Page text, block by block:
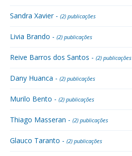
Sandra Xavier - (2) publicações
Livia Brando - (2) publicações
Reive Barros dos Santos - (2) publicações
Dany Huanca - (2) publicações
Murilo Bento - (2) publicações
Thiago Masseran - (2) publicações
Glauco Taranto - (2) publicações